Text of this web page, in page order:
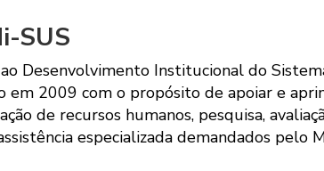
SUS
Desenvolvimento Institucional do
em 2009 com o propósito de apoiar e
de recursos humanos, pesquisa,
especializada demandados pelo